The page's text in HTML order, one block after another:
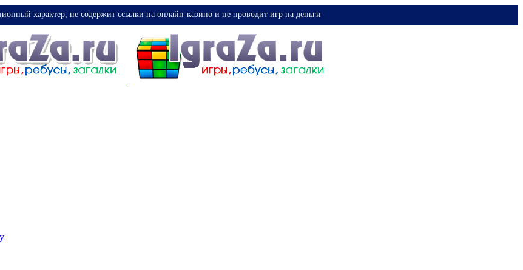
характер, не содержит ссылки на онлайн-казино и не проводит игр на деньги